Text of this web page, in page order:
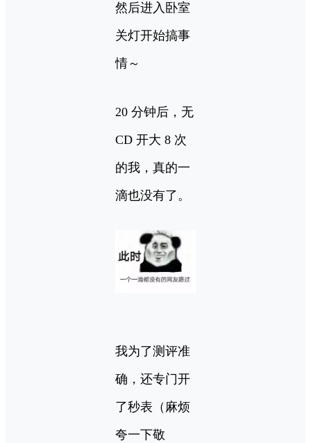
然后进入卧室
关灯开始搞事
情～
20 分钟后，无
CD 开大 8 次
的我，真的一
滴也没有了。
我为了测评准
确，还专门开
了秒表（麻烦
夸一下敬